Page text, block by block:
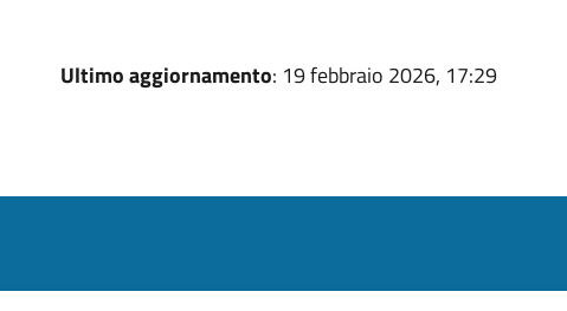
Ultimo aggiornamento: 19 febbraio 2026, 17:29